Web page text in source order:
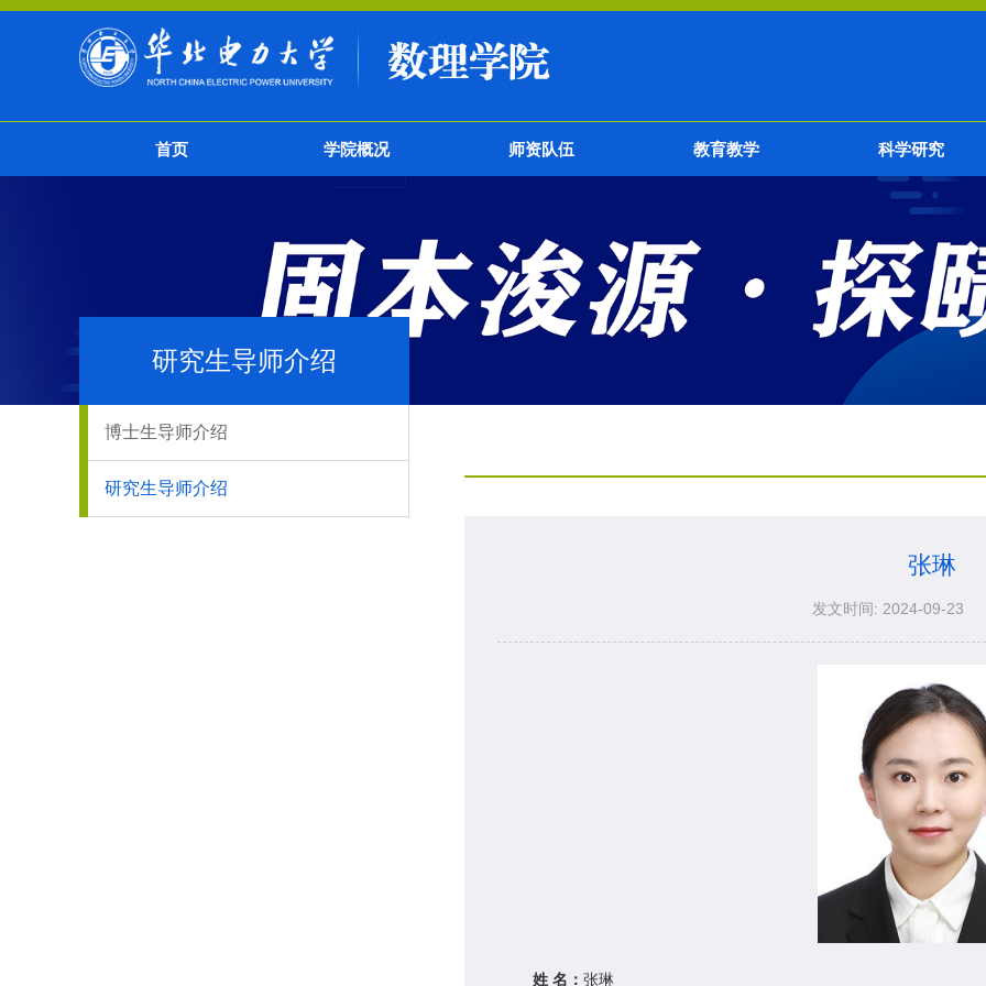
首页 学院概况 师资队伍 教育教学 科学研究
研究生导师介绍
博士生导师介绍
研究生导师介绍
张琳
发文时间: 2024-09-23
姓 名： 张琳